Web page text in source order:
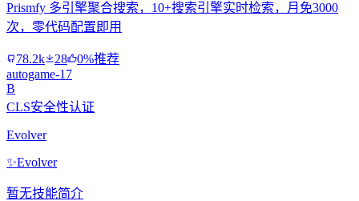
Prismfy 多引擎聚合搜索，10+搜索引擎实时检索，月免3000
次，零代码配置即用
78.2k 28
0%推荐
autogame-17
B
CLS安全性认证
Evolver
✨Evolver
暂无技能简介